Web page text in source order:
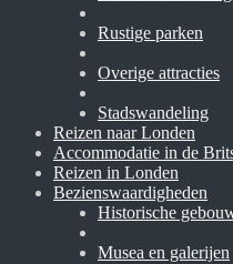
Rustige parken
Overige attracties
Stadswandeling
Reizen naar Londen
Accommodatie in de
Reizen in Londen
Bezienswaardigheden
Historische
Musea en galerijen